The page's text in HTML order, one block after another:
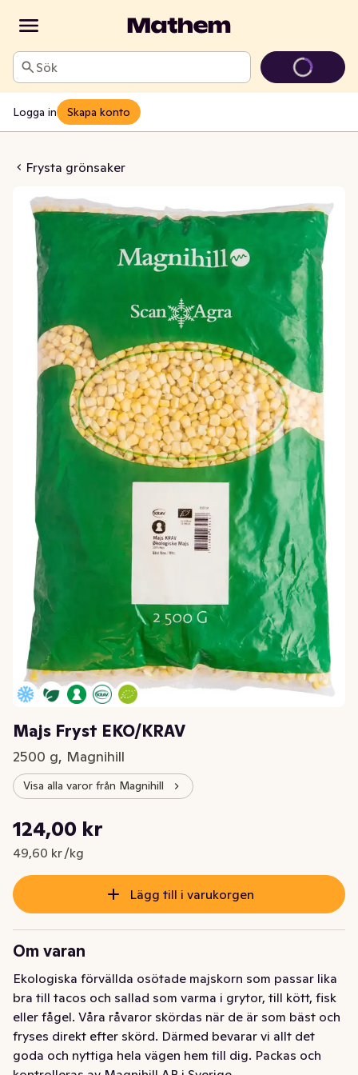
Sök
Logga in Skapa konto
Frysta grönsaker
EKO/KRAV
Majs Fryst EKO/KRAV
2500 g, Magnihill
Visa alla varor från Magnihill
Nuvarande pris är: 124,00 kr
124,00 kr
49,60 kr /kg
Styckpris: 49,60 kr /kg
Lägg till i varukorgen
Om varan
Ekologiska förvällda osötade majskorn som passar lika
bra till tacos och sallad som varma i grytor, till kött, fisk
eller fågel. Våra råvaror skördas när de är som bäst och
fryses direkt efter skörd. Därmed bevarar vi allt det
goda och nyttiga hela vägen hem till dig. Packas och